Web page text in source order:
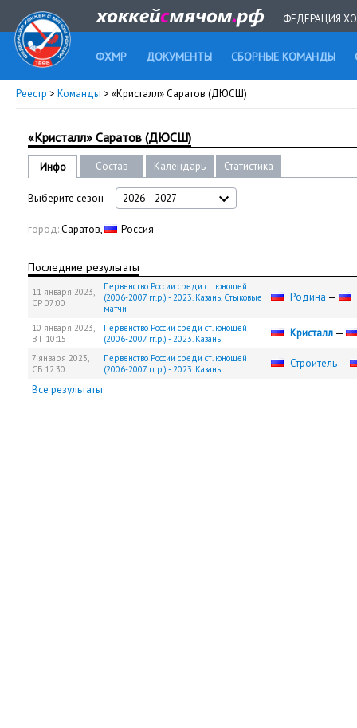
ФЕДЕРАЦИЯ
ФХМР ДОКУМЕНТЫ СБОРНЫЕ КОМАНДЫ
Реестр > Команды > «Кристалл» Саратов (ДЮСШ)
«Кристалл» Саратов (ДЮСШ)
Инфо Состав Календарь Статистика
Выберите сезон 2026—2027
город:Саратов, Россия
Последние результаты
11 января 2023,
СР 07:00
Первенство России среди ст. юношей
(2006-2007 гг.р.) - 2023. Казань. Стыковые
матчи
Родина —
10 января 2023,
ВТ 10:15
Первенство России среди ст. юношей
(2006-2007 гг.р.) - 2023. Казань
Кристалл —
7 января 2023,
СБ 12:30
Первенство России среди ст. юношей
(2006-2007 гг.р.) - 2023. Казань
Строитель —
Все результаты